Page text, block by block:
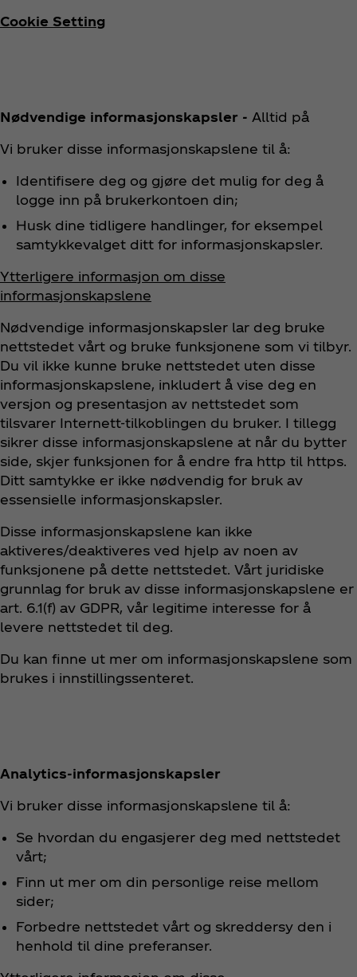
Cookie Setting
Nødvendige informasjonskapsler - Alltid på
Vi bruker disse informasjonskapslene til å:
Identifisere deg og gjøre det mulig for deg å
logge inn på brukerkontoen din;
Husk dine tidligere handlinger, for eksempel
samtykkevalget ditt for informasjonskapsler.
Ytterligere informasjon om disse
informasjonskapslene
Nødvendige informasjonskapsler lar deg bruke
nettstedet vårt og bruke funksjonene som vi tilbyr.
Du vil ikke kunne bruke nettstedet uten disse
informasjonskapslene, inkludert å vise deg en
versjon og presentasjon av nettstedet som
tilsvarer Internett-tilkoblingen du bruker. I tillegg
sikrer disse informasjonskapslene at når du bytter
side, skjer funksjonen for å endre fra http til https.
Ditt samtykke er ikke nødvendig for bruk av
essensielle informasjonskapsler.
Disse informasjonskapslene kan ikke
aktiveres/deaktiveres ved hjelp av noen av
funksjonene på dette nettstedet. Vårt juridiske
grunnlag for bruk av disse informasjonskapslene er
art. 6.1(f) av GDPR, vår legitime interesse for å
levere nettstedet til deg.
Du kan finne ut mer om informasjonskapslene som
brukes i innstillingssenteret.
Analytics-informasjonskapsler
Vi bruker disse informasjonskapslene til å:
Se hvordan du engasjerer deg med nettstedet
vårt;
Finn ut mer om din personlige reise mellom
sider;
Forbedre nettstedet vårt og skreddersy den i
henhold til dine preferanser.